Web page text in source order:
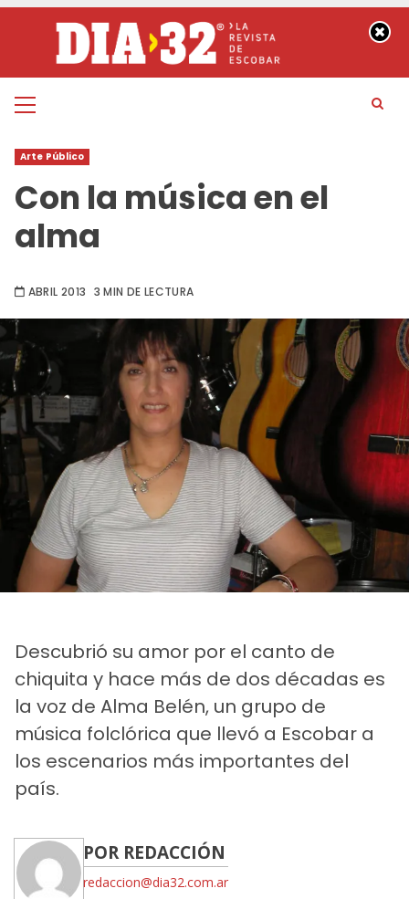
contenido
Menú
Arte Público
Con la música en el
alma
ABRIL 2013 3 MIN DE LECTURA
Descubrió su amor por el canto de
chiquita y hace más de dos décadas es
la voz de Alma Belén, un grupo de
música folclórica que llevó a Escobar a
los escenarios más importantes del
país.
POR REDACCIÓN
redaccion@dia32.com.ar